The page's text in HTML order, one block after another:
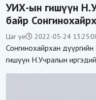
УИХ-ын гишүүн
байр
Баянхошуу бүсэд
Цаг үе 2022-05-24
Сонгинохайрхан
гишүүн Н.Учралын